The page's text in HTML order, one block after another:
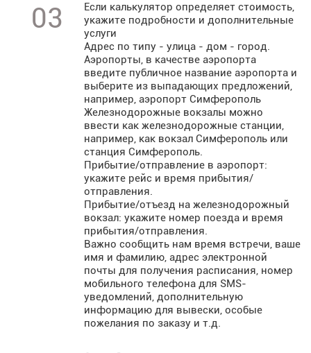
03
Если калькулятор определяет стоимость,
укажите подробности и дополнительные
услуги
Адрес по типу - улица - дом - город.
Аэропорты, в качестве аэропорта
введите публичное название аэропорта и
выберите из выпадающих предложений,
например, аэропорт Симферополь
Железнодорожные вокзалы можно
ввести как железнодорожные станции,
например, как вокзал Симферополь или
станция Симферополь.
Прибытие/отправление в аэропорт:
укажите рейс и время прибытия/
отправления.
Прибытие/отъезд на железнодорожный
вокзал: укажите номер поезда и время
прибытия/отправления.
Важно сообщить нам время встречи, ваше
имя и фамилию, адрес электронной
почты для получения расписания, номер
мобильного телефона для SMS-
уведомлений, дополнительную
информацию для вывески, особые
пожелания по заказу и т.д.